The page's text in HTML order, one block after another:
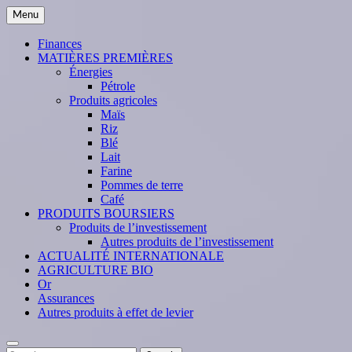
Skip
to
content
Menu
Finances
MATIÈRES PREMIÈRES
Énergies
Pétrole
Produits agricoles
Maïs
Riz
Blé
Lait
Farine
Pommes de terre
Café
PRODUITS BOURSIERS
Produits de l’investissement
Autres produits de l’investissement
ACTUALITÉ INTERNATIONALE
AGRICULTURE BIO
Or
Assurances
Autres produits à effet de levier
Search